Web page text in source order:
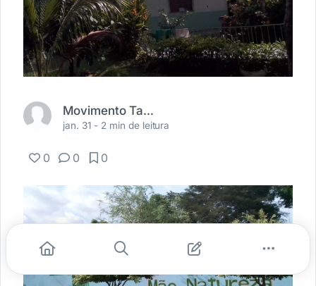
Movimento Tapajós Vivo
jan. 31 - 2 min de leitura
0 0 0